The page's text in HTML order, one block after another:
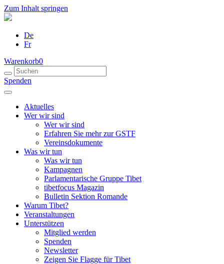
Zum Inhalt springen
De
Fr
Warenkorb0
Spenden
Aktuelles
Wer wir sind
Wer wir sind
Erfahren Sie mehr zur GSTF
Vereinsdokumente
Was wir tun
Was wir tun
Kampagnen
Parlamentarische Gruppe Tibet
tibetfocus Magazin
Bulletin Sektion Romande
Warum Tibet?
Veranstaltungen
Unterstützen
Mitglied werden
Spenden
Newsletter
Zeigen Sie Flagge für Tibet